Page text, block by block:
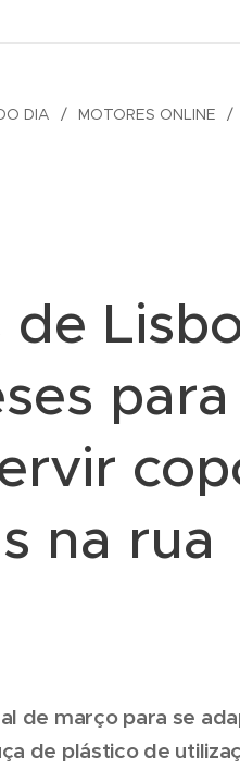
DIA MOTORES ONLINE
para
na rua
de março para se
de plástico de